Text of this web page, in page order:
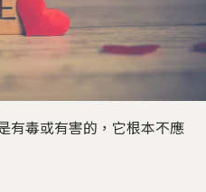
有毒或有害的，它根本不應